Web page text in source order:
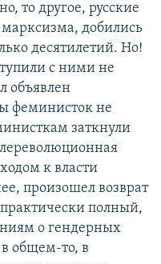
то другое, русские
добились
десятилетий. Но!
с ними не
объявлен
феминисток не
заткнули
к власти
произошел возврат
полный,
о гендерных
общем-то, в